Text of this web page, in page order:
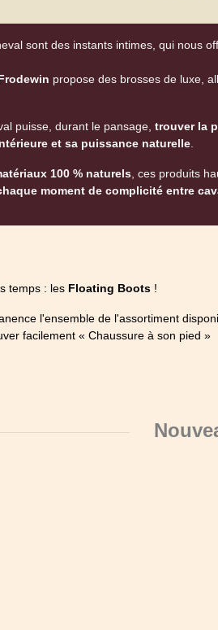
sont des instants intimes, qui nous
propose des brosses de luxe,
puisse, durant le pansage, trouver la
et sa puissance naturelle
100 % naturels , ces produits
moment de complicité entre
temps : les Floating Boots !
l'ensemble de l'assortiment
facilement « Chaussure à son pied »